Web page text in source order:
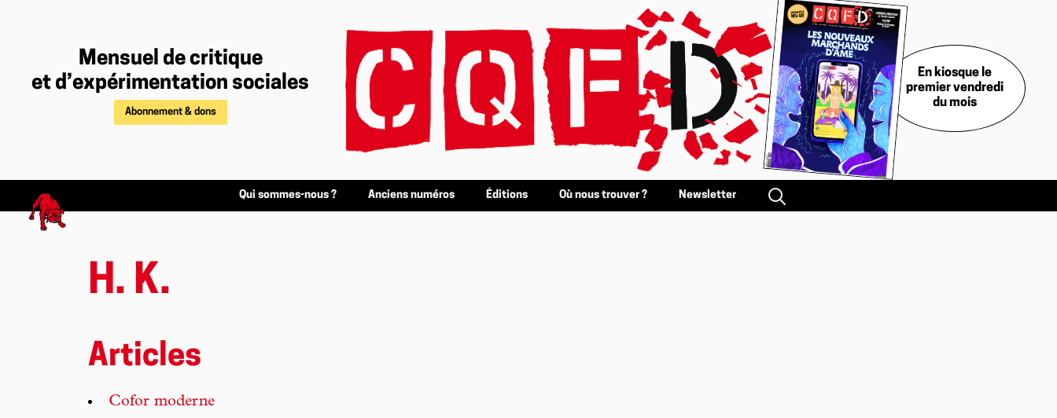
Mensuel de critique
et d’expérimentation sociales
Abonnement & dons
En kiosque le
premier vendredi
du mois
Qui sommes-nous ? Anciens numéros Éditions Où nous trouver ? Newsletter
H. K.
Articles
Cofor moderne